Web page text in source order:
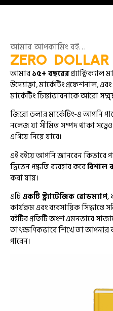
আমার আপকামিং বই…
ZERO
আমার১৫+ বছরের
উদ্যোক্তা, মার্কেটিং প্রফেশনাল,
মার্কেটিং চিন্তাভাবনাকে আরো
জিরো ডলার মার্কেটিং-এ আপনি
নলেজ যা সীমিত সম্পদ থাকা
এগিয়ে নিয়ে যাবে।
এই বইয়ে আপনি জানবেন কিভাবে
ড্রিভেন পদ্ধতি ব্যবহার করেবিশাল
করা যায়।
এটিএকটি স্ট্র্যাটেজিক রোডম্যাপ,
কার্যক্রম এবং ব্যবসায়িক সিদ্ধান্তে
বইটির প্রতিটি অংশ এমনভাবে
তাৎক্ষণিকভাবে শিখে তা আপনার
পারেন।